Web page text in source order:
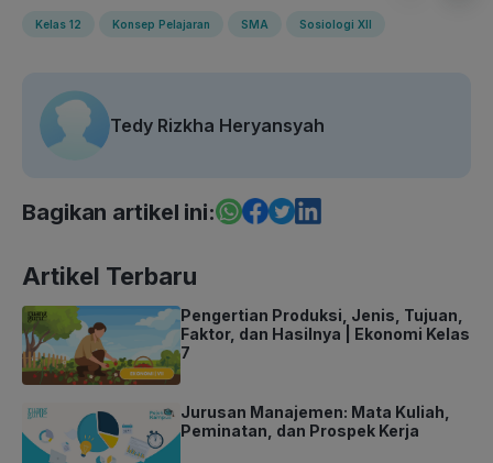
Kelas 12 Konsep Pelajaran SMA Sosiologi XII
Tedy Rizkha Heryansyah
Bagikan artikel ini:
Artikel Terbaru
Pengertian Produksi, Jenis, Tujuan,
Faktor, dan Hasilnya | Ekonomi Kelas
7
Jurusan Manajemen: Mata Kuliah,
Peminatan, dan Prospek Kerja